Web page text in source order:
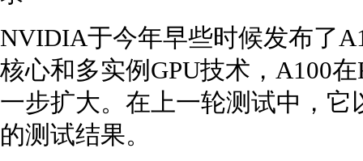
NVIDIA于今年早些时候发布了
核心和多实例GPU技术，A100
一步扩大。在上一轮测试中，它
的测试结果。